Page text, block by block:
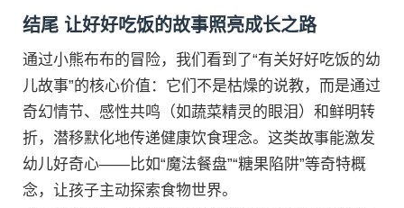
结尾 让好好吃饭的故事照亮成长之路
通过小熊布布的冒险，我们看到了“有关好好吃饭的幼
儿故事”的核心价值：它们不是枯燥的说教，而是通过
奇幻情节、感性共鸣（如蔬菜精灵的眼泪）和鲜明转
折，潜移默化地传递健康饮食理念。这类故事能激发
幼儿好奇心——比如“魔法餐盘”“糖果陷阱”等奇特概
念，让孩子主动探索食物世界。